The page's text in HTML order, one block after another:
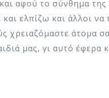
αφού το σύνθημα
ελπίζω και άλλοι να
χρειαζόμαστε άτομα
μας, γι αυτό έφερα